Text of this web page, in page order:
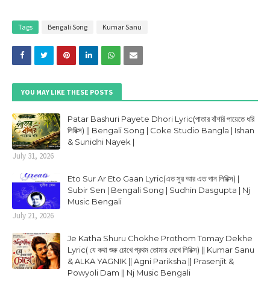
Tags Bengali Song Kumar Sanu
YOU MAY LIKE THESE POSTS
Patar Bashuri Payete Dhori Lyric(পাতার বাঁশরি পায়েতে ধরি
লিরিক্স) || Bengali Song | Coke Studio Bangla | Ishan
& Sunidhi Nayek |
July 31, 2026
Eto Sur Ar Eto Gaan Lyric(এত সুর আর এত গান লিরিক্স) |
Subir Sen | Bengali Song | Sudhin Dasgupta | Nj
Music Bengali
July 21, 2026
Je Katha Shuru Chokhe Prothom Tomay Dekhe
Lyric( যে কথা শুরু চোখে প্রথম তোমায় দেখে লিরিক্স) || Kumar Sanu
& ALKA YAGNIK || Agni Pariksha || Prasenjit &
Powyoli Dam || Nj Music Bengali